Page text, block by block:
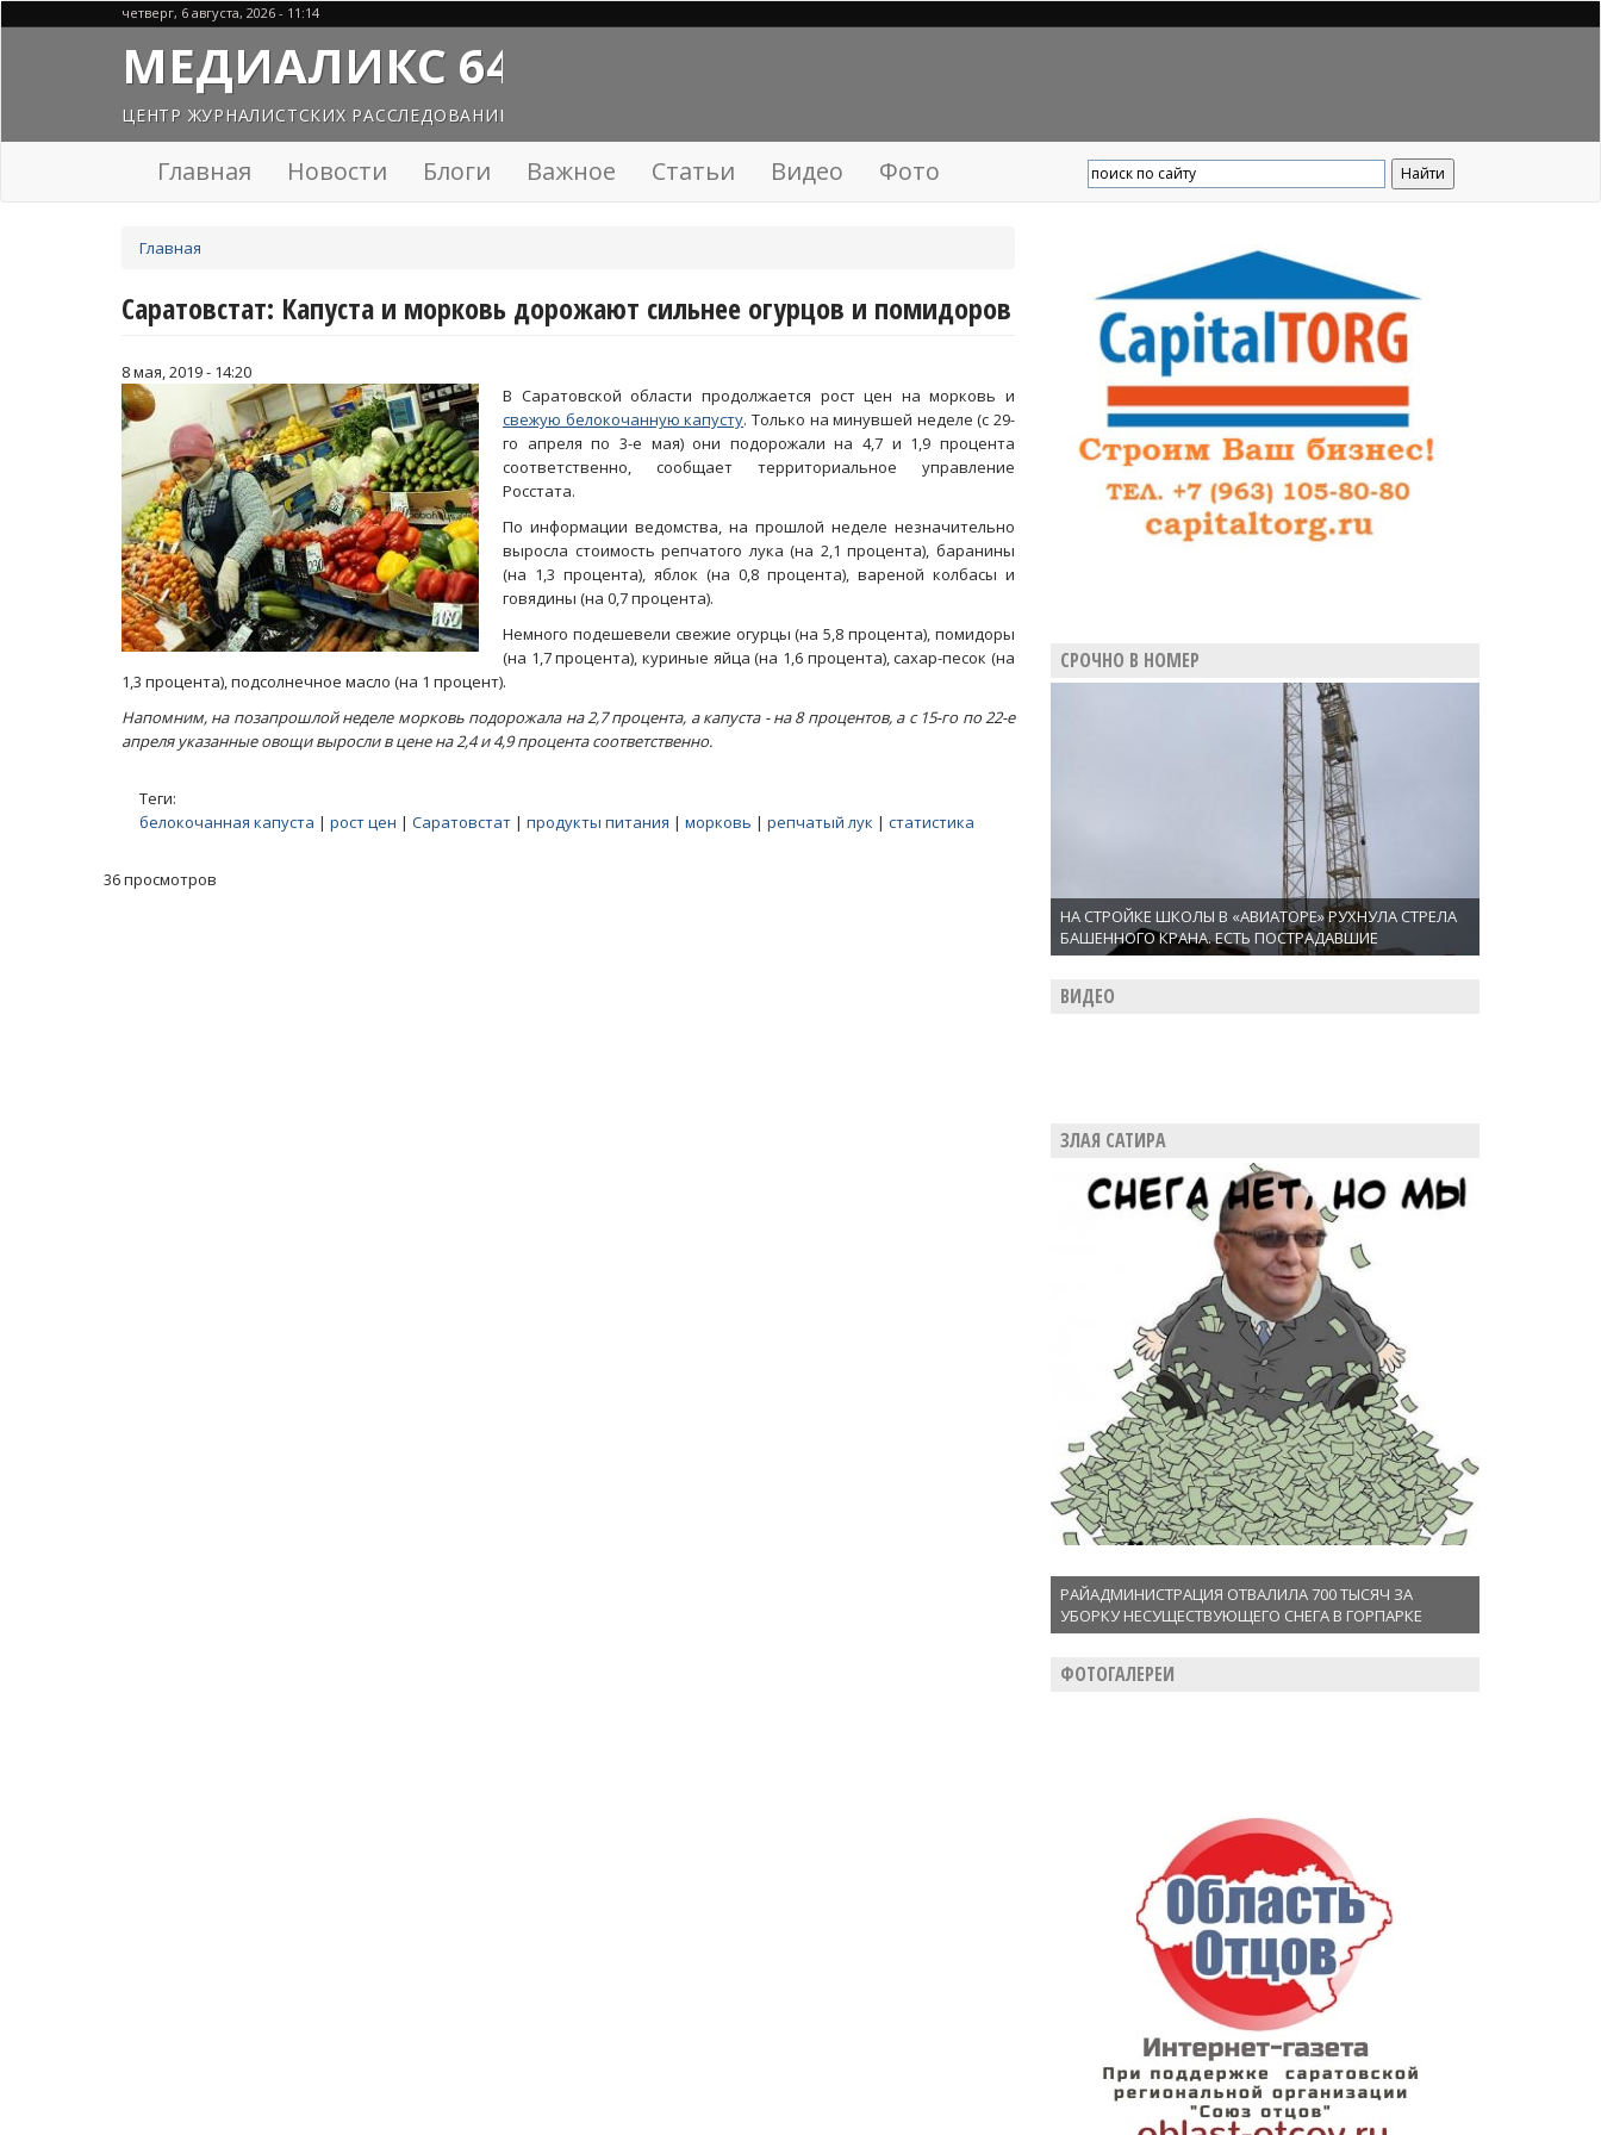
четверг, 6 августа, 2026 - 11:14
МЕДИАЛИКС 64
ЦЕНТР ЖУРНАЛИСТСКИХ РАССЛЕДОВАНИЙ
Главная Новости Блоги Важное Статьи Видео Фото
здесь
Главная
Саратовстат: Капуста и морковь дорожают сильнее огурцов и помидоров
8 мая, 2019 - 14:20
В Саратовской области продолжается рост цен на морковь и
свежую белокочанную капусту. Только на минувшей неделе (с 29-
го апреля по 3-е мая) они подорожали на 4,7 и 1,9 процента
соответственно, сообщает территориальное управление
Росстата.
По информации ведомства, на прошлой неделе незначительно
выросла стоимость репчатого лука (на 2,1 процента), баранины
(на 1,3 процента), яблок (на 0,8 процента), вареной колбасы и
говядины (на 0,7 процента).
Немного подешевели свежие огурцы (на 5,8 процента), помидоры
(на 1,7 процента), куриные яйца (на 1,6 процента), сахар-песок (на
1,3 процента), подсолнечное масло (на 1 процент).
Напомним, на позапрошлой неделе морковь подорожала на 2,7 процента, а капуста - на 8 процентов, а с 15-го по 22-е
апреля указанные овощи выросли в цене на 2,4 и 4,9 процента соответственно.
Теги:
белокочанная капуста | рост цен | Саратовстат | продукты питания | морковь | репчатый лук | статистика
36 просмотров
СРОЧНО В НОМЕР
НА СТРОЙКЕ ШКОЛЫ В «АВИАТОРЕ» РУХНУЛА СТРЕЛА
БАШЕННОГО КРАНА. ЕСТЬ ПОСТРАДАВШИЕ
ВИДЕО
ЗЛАЯ САТИРА
РАЙАДМИНИСТРАЦИЯ ОТВАЛИЛА 700 ТЫСЯЧ ЗА
УБОРКУ НЕСУЩЕСТВУЮЩЕГО СНЕГА В ГОРПАРКЕ
ФОТОГАЛЕРЕИ